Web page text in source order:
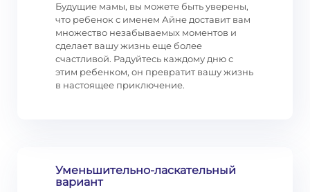
Будущие мамы, вы можете быть уверены,
что ребенок с именем Айне доставит вам
множество незабываемых моментов и
сделает вашу жизнь еще более
счастливой. Радуйтесь каждому дню с
этим ребенком, он превратит вашу жизнь
в настоящее приключение.
Уменьшительно-ласкательный
вариант